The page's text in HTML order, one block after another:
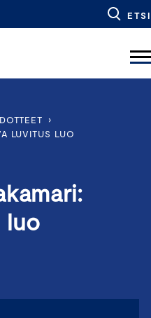
ETSI
›
LUVITUS LUO
luo